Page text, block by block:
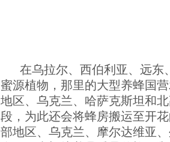
在乌拉尔、西伯利亚、远东
蜜源植物，那里的大型养蜂国
地区、乌克兰、哈萨克斯坦和
段，为此还会将蜂房搬运至开
部地区、乌克兰、摩尔达维亚